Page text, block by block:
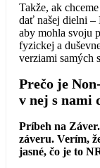
Takže, ak
dať našej dielni –
aby mohla svoju
fyzickej a
verziami samých
Prečo je
v nej s nami
Príbeh na
záveru. Verím,
jasné, čo je to